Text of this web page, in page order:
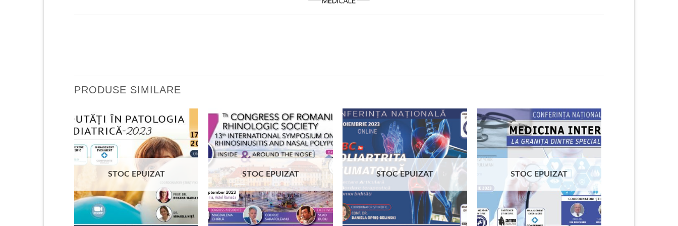
PRODUSE SIMILARE
STOC EPUIZAT STOC EPUIZAT STOC EPUIZAT STOC EPUIZAT